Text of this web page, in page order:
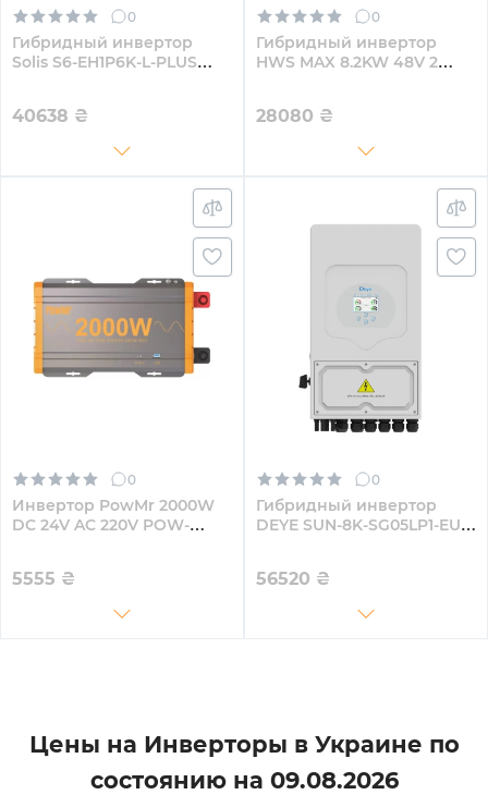
0
Гибридный инвертор
Solis S6-EH1P6K-L-PLUS
40638 ₴
0
Гибридный инвертор
HWS MAX 8.2KW 48V 2
28080 ₴
0
Инвертор PowMr 2000W
DC 24V AC 220V POW-
5555 ₴
0
Гибридный инвертор
DEYE SUN-8K-SG05LP1-EU-
56520 ₴
Цены на Инверторы в Украине по
состоянию на 09.08.2026